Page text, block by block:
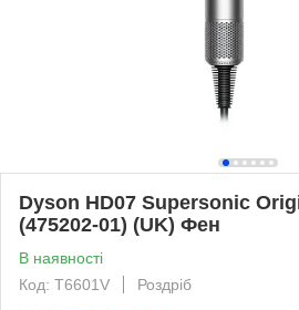
Dyson HD07 Supersonic
(475202-01) (UK) Фен
В наявності
Код: T6601V
Роздріб